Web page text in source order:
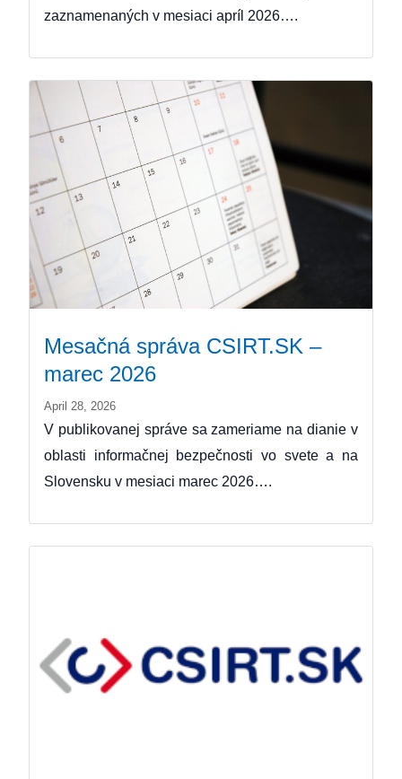
zaznamenaných v mesiaci apríl 2026….
Mesačná správa CSIRT.SK –
marec 2026
April 28, 2026
V publikovanej správe sa zameriame na dianie v
oblasti informačnej bezpečnosti vo svete a na
Slovensku v mesiaci marec 2026….